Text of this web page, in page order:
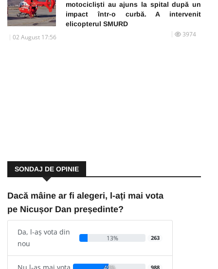
motocicliști au ajuns la spital după un
impact într-o curbă. A intervenit
elicopterul SMURD
02 August 17:56 3974
SONDAJ DE OPINIE
Dacă mâine ar fi alegeri, l-ați mai vota
pe Nicușor Dan președinte?
Da, l-aș vota din
nou
13% 263